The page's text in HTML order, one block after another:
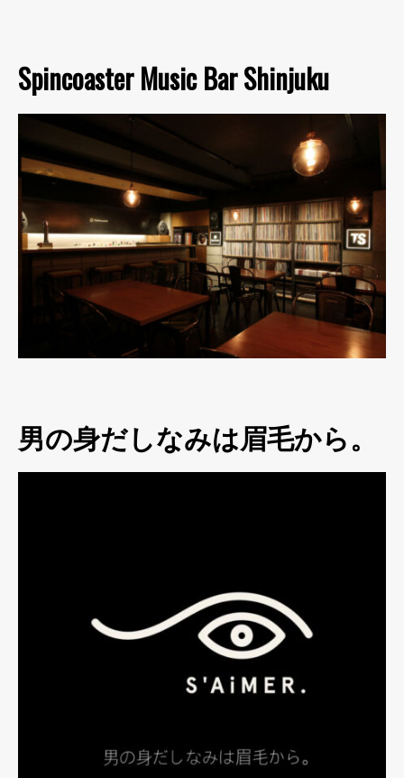
Spincoaster Music Bar Shinjuku
男の身だしなみは眉毛から。